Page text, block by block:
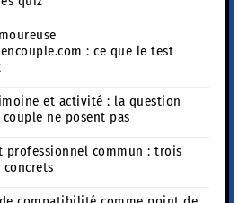
: ce que le test
et activité : la question
ne posent pas
professionnel commun : trois
concrets